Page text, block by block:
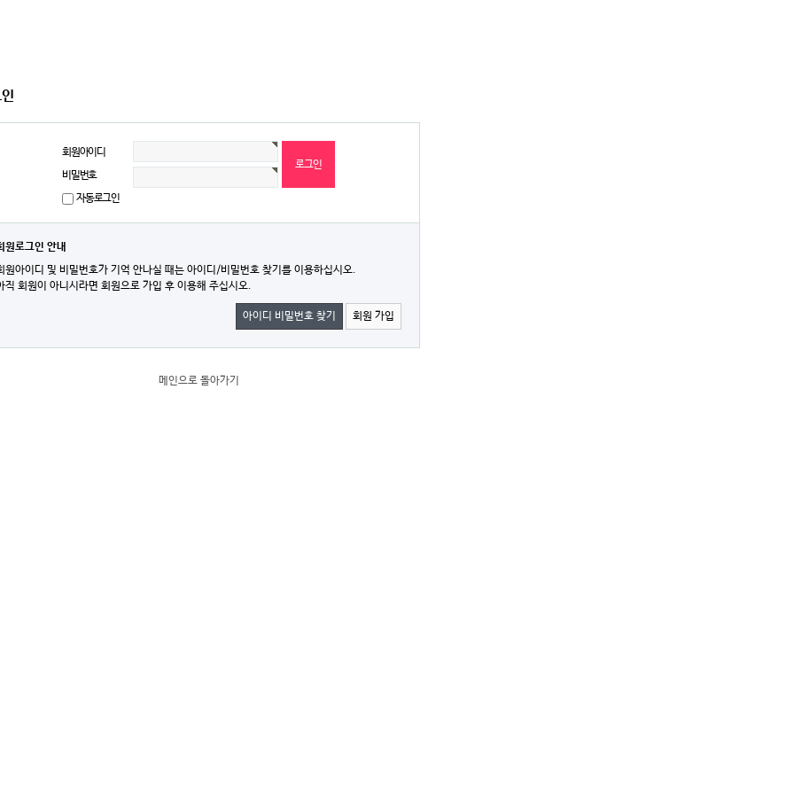
회원아이디
비밀번호
자동로그인
원로그인 안내
원아이디 및 비밀번호가 기억 안나실 때는 아이디/비밀번호 찾기를 이용하십시오.
직 회원이 아니시라면 회원으로 가입 후 이용해 주십시오.
아이디 비밀번호 찾기 회원 가입
메인으로 돌아가기